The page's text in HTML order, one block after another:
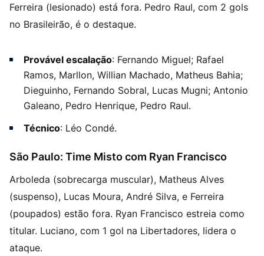
Ferreira (lesionado) está fora. Pedro Raul, com 2 gols
no Brasileirão, é o destaque.
Provável escalação: Fernando Miguel; Rafael
Ramos, Marllon, Willian Machado, Matheus Bahia;
Dieguinho, Fernando Sobral, Lucas Mugni; Antonio
Galeano, Pedro Henrique, Pedro Raul.
Técnico: Léo Condé.
São Paulo: Time Misto com Ryan Francisco
Arboleda (sobrecarga muscular), Matheus Alves
(suspenso), Lucas Moura, André Silva, e Ferreira
(poupados) estão fora. Ryan Francisco estreia como
titular. Luciano, com 1 gol na Libertadores, lidera o
ataque.